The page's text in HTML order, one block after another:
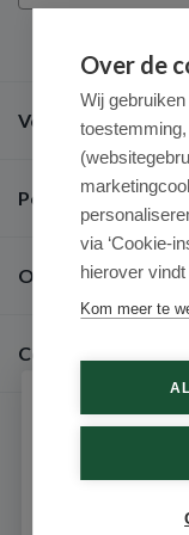
Veel gestelde
Populaire merken
Over ons
Contact
Over de
Wij
via ‘Cookie-
hierover
Kom meer te
Schrijf
Ontvang als